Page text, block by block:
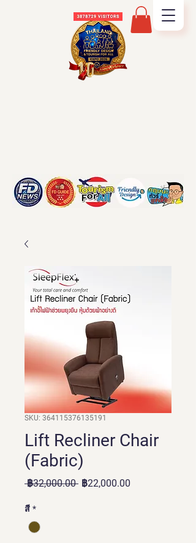
SKU: 364115376135191
Lift Recliner Chair
(Fabric)
฿32,000.00 ราคา
฿22,000.00
สี *